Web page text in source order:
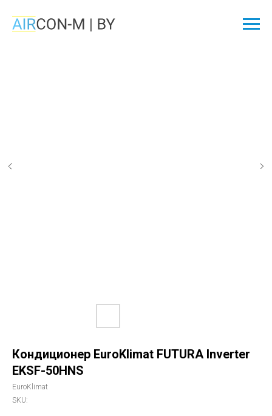
Кондиционер EuroKlimat FUTURA Inverter
EKSF-50HNS
EuroKlimat
SKU: